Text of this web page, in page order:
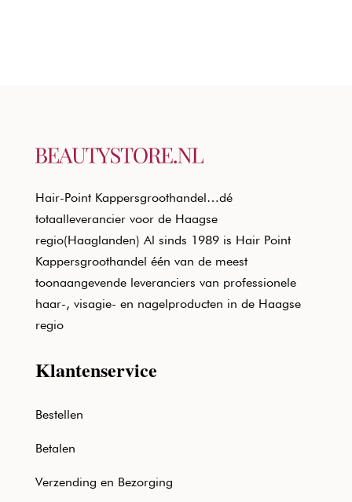
Hair-Point Kappersgroothandel…dé
totaalleverancier voor de Haagse
regio(Haaglanden) Al sinds 1989 is Hair Point
Kappersgroothandel één van de meest
toonaangevende leveranciers van professionele
haar-, visagie- en nagelproducten in de Haagse
regio
Klantenservice
Bestellen
Betalen
Verzending en Bezorging